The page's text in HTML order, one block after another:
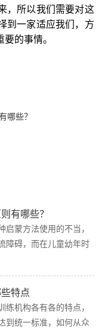
，所以我们需要对这
到一家适应我们，方
的事情。
哪些？
有哪些？
蒙方法使用的不当，
障碍，而在儿童幼年时
特点
机构各有各的特点，
到统一标准，如何从众